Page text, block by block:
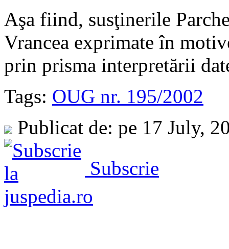
Aşa fiind, susţinerile
Vrancea exprimate în
prin prisma interpretării
Tags: OUG nr. 195/2002
Publicat de: pe 17 July,
Subscrie